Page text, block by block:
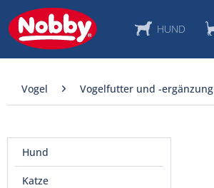
HUND
Vogel Vogelfutter und -ergänzung
Hund
Katze